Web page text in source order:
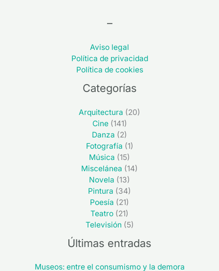
–
Aviso legal
Política de privacidad
Política de cookies
Categorías
Arquitectura (20)
Cine(141)
Danza (2)
Fotografía (1)
Música (15)
Miscelánea (14)
Novela (13)
Pintura (34)
Poesía (21)
Teatro (21)
Televisión (5)
Últimas entradas
Museos: entre el consumismo y la demora